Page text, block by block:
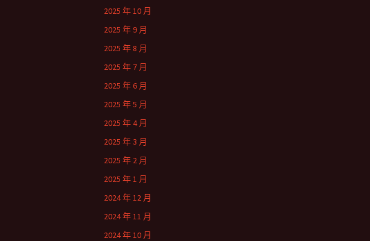
2025 年 10 月
2025 年 9 月
2025 年 8 月
2025 年 7 月
2025 年 6 月
2025 年 5 月
2025 年 4 月
2025 年 3 月
2025 年 2 月
2025 年 1 月
2024 年 12 月
2024 年 11 月
2024 年 10 月